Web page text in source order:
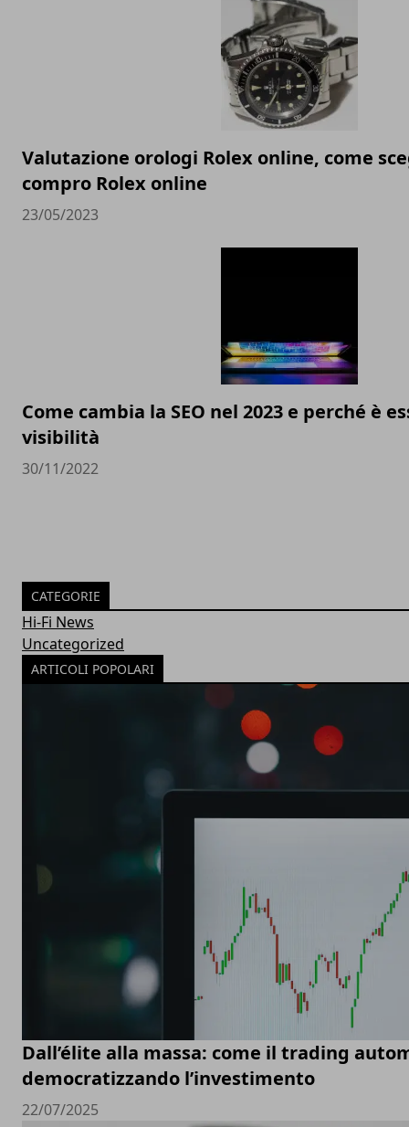
Valutazione orologi Rolex online, come
compro Rolex online
23/05/2023
Come cambia la SEO nel 2023 e perché è
visibilità
30/11/2022
CATEGORIE
Hi-Fi News
Uncategorized
ARTICOLI POPOLARI
Dall’élite alla massa: come il trading
democratizzando l’investimento
22/07/2025